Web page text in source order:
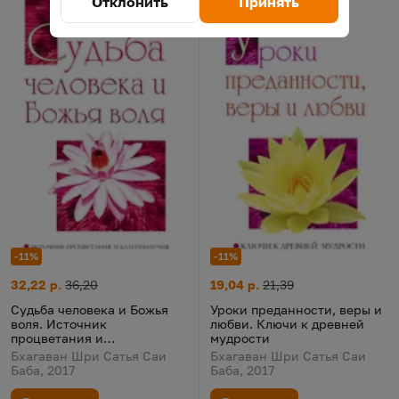
-11%
Судьба человека и Божья воля. Источник процветания и
Цена:
32,22 р.
Старая цена:
36,20
Судьба человека и Божья
воля. Источник
процветания и
благополучия
Бхагаван Шри Сатья Саи
Баба, 2017
-11%
Уроки преданности, веры и
Цена:
19,04 р.
Старая цена:
21,39
Уроки преданности, веры и
любви. Ключи к древней
мудрости
Бхагаван Шри Сатья Саи
Баба, 2017